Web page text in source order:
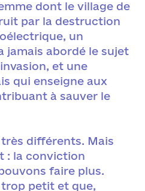
dont le village de
par la destruction
un
jamais abordé le sujet
et une
qui enseigne aux
à sauver le
différents. Mais
: la conviction
faire plus.
trop petit et que,